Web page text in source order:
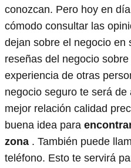
conozcan. Pero hoy en
cómodo consultar las
dejan sobre el negocio en
reseñas del negocio
experiencia de otras
negocio seguro te será
mejor relación calidad
buena idea para
zona . También puede
teléfono. Esto te servirá